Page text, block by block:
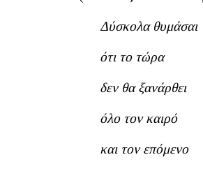
Δύσκολα θυμάσαι
ότι το τώρα
δεν θα ξανάρθει
όλο τον καιρό
και τον επόμενο